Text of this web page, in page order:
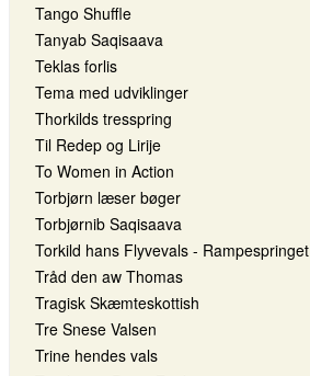
Tango Shuffle
Tanyab Saqisaava
Teklas forlis
Tema med udviklinger
Thorkilds tresspring
Til Redep og Lirije
To Women in Action
Torbjørn læser bøger
Torbjørnib Saqisaava
Torkild hans Flyvevals - Rampespringet
Tråd den aw Thomas
Tragisk Skæmteskottish
Tre Snese Valsen
Trine hendes vals